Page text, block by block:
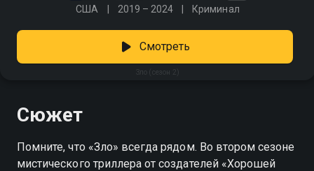
США 2019 – 2024 Криминал
Зло (сезон 2)
Смотреть
Сюжет
Помните, что «Зло» всегда рядом. Во втором сезоне
мистического триллера от создателей «Хорошей